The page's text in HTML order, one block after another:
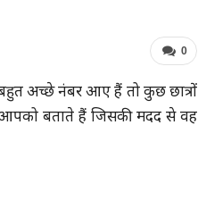
0
अच्छे नंबर आए हैं तो कुछ छात्रों
बताते हैं जिसकी मदद से वह